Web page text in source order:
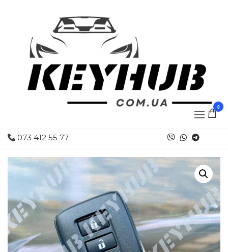
0
073 412 55 77